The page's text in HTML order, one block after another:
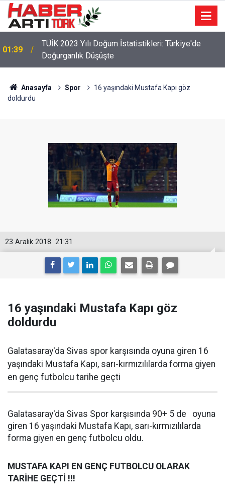
01:39
TÜİK 2023 Yılı Doğum İstatistikleri: Türkiye'de
22:47 16 Maddelik Maden Kanunu Teklif Kabul Edildi
Anasayfa Spor
16 yaşındaki Mustafa Kapı göz
doldurdu
21:31
23 Aralık 2018
16 yaşındaki Mustafa Kapı göz
doldurdu
Galatasaray'da Sivas spor karşısında oyuna giren 16
yaşındaki Mustafa Kapı, sarı-kırmızılılarda forma giyen
en genç futbolcu tarihe geçti
Galatasaray'da Sivas Spor karşısında 90+ 5 de oyuna
giren 16 yaşındaki Mustafa Kapı, sarı-kırmızılılarda
forma giyen en genç futbolcu oldu.
MUSTAFA KAPI EN GENÇ FUTBOLCU OLARAK
TARİHE GEÇTİ !!!